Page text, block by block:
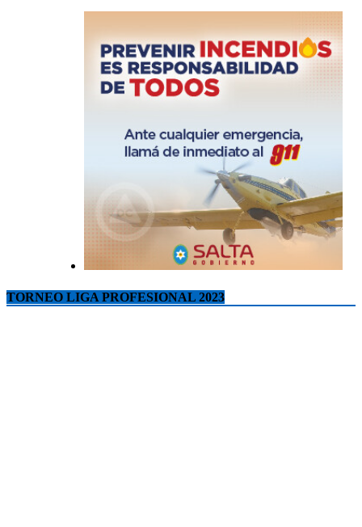
TORNEO LIGA PROFESIONAL 2023